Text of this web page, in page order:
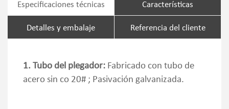
Especificaciones técnicas Características
Detalles y embalaje Referencia del cliente
1. Tubo del plegador: Fabricado con tubo de
acero sin co 20# ; Pasivación galvanizada.